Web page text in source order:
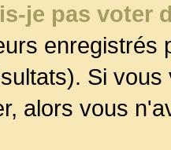
je pas voter
enregistrés
Si
alors vous